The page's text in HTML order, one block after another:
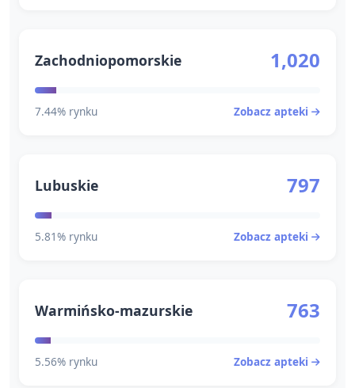
Zachodniopomorskie 1,020
7.44% rynku Zobacz apteki
Lubuskie 797
5.81% rynku Zobacz apteki
Warmińsko-mazurskie 763
5.56% rynku Zobacz apteki